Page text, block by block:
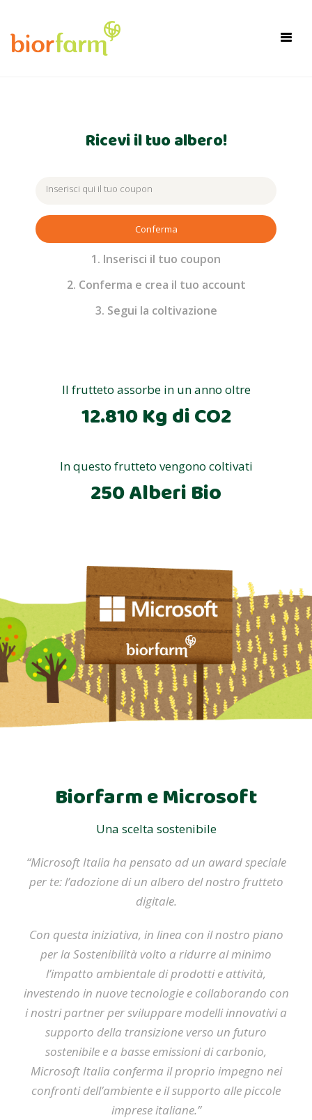
Ricevi il tuo albero!
Conferma
1. Inserisci il tuo coupon
2. Conferma e crea il tuo account
3. Segui la coltivazione
Il frutteto assorbe in un anno oltre
12.810 Kg di CO2
In questo frutteto vengono coltivati
250 Alberi Bio
Biorfarm e Microsoft
Una scelta sostenibile
“Microsoft Italia ha pensato ad un award speciale
per te: l’adozione di un albero del nostro frutteto
digitale.
Con questa iniziativa, in linea con il nostro piano
per la Sostenibilità volto a ridurre al minimo
l’impatto ambientale di prodotti e attività,
investendo in nuove tecnologie e collaborando con
i nostri partner per sviluppare modelli innovativi a
supporto della transizione verso un futuro
sostenibile e a basse emissioni di carbonio,
Microsoft Italia conferma il proprio impegno nei
confronti dell’ambiente e il supporto alle piccole
imprese italiane.”